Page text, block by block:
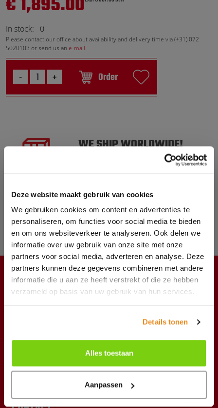
Deze website maakt gebruik van cookies
We gebruiken cookies om content en advertenties te
personaliseren, om functies voor social media te bieden
en om ons websiteverkeer te analyseren. Ook delen we
informatie over uw gebruik van onze site met onze
partners voor social media, adverteren en analyse. Deze
partners kunnen deze gegevens combineren met andere
informatie die u aan ze heeft verstrekt of die ze hebben
verzameld op basis van uw gebruik van hun services.
Details tonen
Alles toestaan
Aanpassen
€ 1,895.00
In stock: 0
Please contact our office about availability and delivery time via (+31) 072
5020103 or send us an e-mail
Order
WE SHIP WORLDWIDE!
PLEASE NOTE! ALL PRICES
ORDERED BEFORE 5 PM
SHIPPED TODAY
OVER 10.000 PRODUCTS IN
STOCK
CUSTOMER SERVICE
News